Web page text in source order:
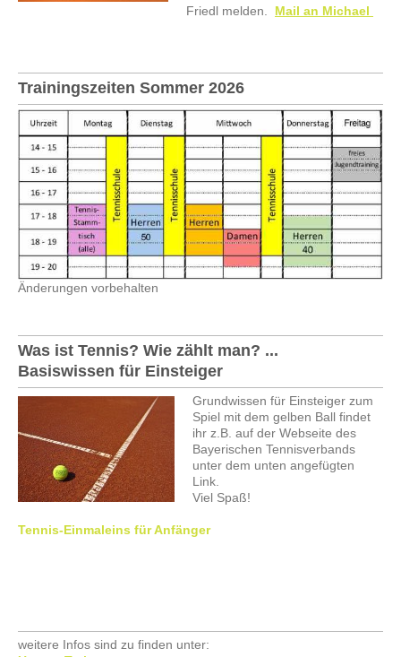
Friedl melden.
Mail an Michael
Trainingszeiten Sommer 2026
Änderungen vorbehalten
Was ist Tennis? Wie zählt man? ...
Basiswissen für Einsteiger
Grundwissen für Einsteiger zum
Spiel mit dem gelben Ball findet
ihr z.B. auf der Webseite des
Bayerischen Tennisverbands
unter dem unten angefügten
Link.
Viel Spaß!
Tennis-Einmaleins für Anfänger
weitere Infos sind zu finden unter: